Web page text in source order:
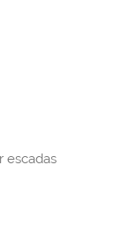
escadas